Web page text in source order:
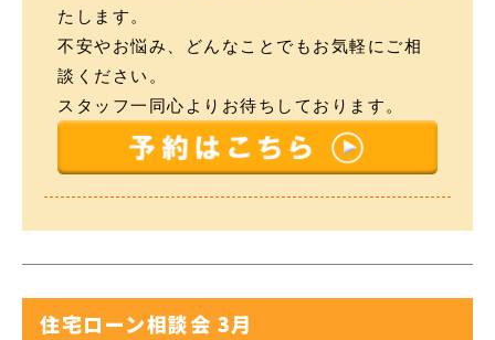
たします。
不安やお悩み、どんなことでもお気軽にご相
談ください。
スタッフ一同心よりお待ちしております。
住宅ローン相談会 3月